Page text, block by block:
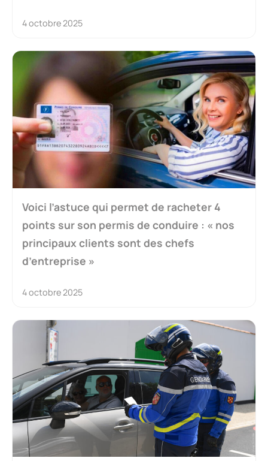
4 octobre 2025
Voici l’astuce qui permet de racheter 4
points sur son permis de conduire : « nos
principaux clients sont des chefs
d’entreprise »
4 octobre 2025